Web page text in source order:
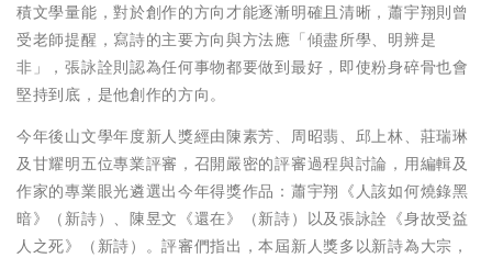
積文學量能，對於創作的方向才能逐漸明確且清晰，蕭宇翔則曾
受老師提醒，寫詩的主要方向與方法應「傾盡所學、明辨是
非」，張詠詮則認為任何事物都要做到最好，即使粉身碎骨也會
堅持到底，是他創作的方向。
今年後山文學年度新人獎經由陳素芳、周昭翡、邱上林、莊瑞琳
及甘耀明五位專業評審，召開嚴密的評審過程與討論，用編輯及
作家的專業眼光遴選出今年得獎作品：蕭宇翔《人該如何燒錄黑
暗》（新詩）、陳昱文《還在》（新詩）以及張詠詮《身故受益
人之死》（新詩）。評審們指出，本屆新人獎多以新詩為大宗，